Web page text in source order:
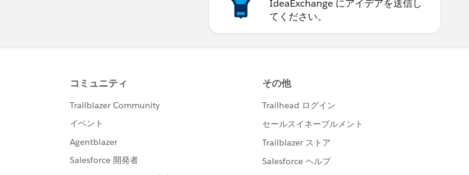
IdeaExchange にアイデアを送信し
てください。